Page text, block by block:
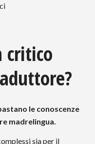
critico
le conoscenze
madrelingua.
sia per il